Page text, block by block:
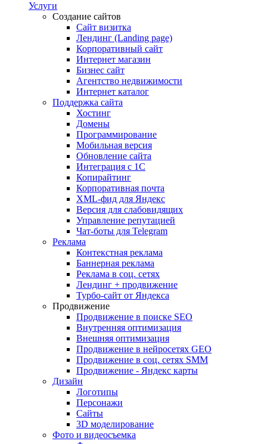
Услуги
Создание сайтов
Сайт визитка
Лендинг (Landing page)
Корпоративный сайт
Интернет магазин
Бизнес сайт
Агентство недвижимости
Интернет каталог
Поддержка сайта
Хостинг
Домены
Программирование
Мобильная версия
Обновление сайта
Интеграция с 1С
Копирайтинг
Корпоративная почта
XML-фид для Яндекс
Версия для слабовидящих
Управление репутацией
Чат-боты для Telegram
Реклама
Контекстная реклама
Баннерная реклама
Реклама в соц. сетях
Лендинг + продвижение
Турбо-сайт от Яндекса
Продвижение
Продвижение в поиске SEO
Внутренняя оптимизация
Внешняя оптимизация
Продвижение в нейросетях GEO
Продвижение в соц. сетях SMM
Продвижение - Яндекс карты
Дизайн
Логотипы
Персонажи
Сайты
3D моделирование
Фото и видеосъемка